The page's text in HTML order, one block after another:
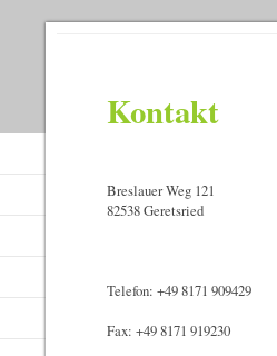
Kontakt
Breslauer Weg 121
82538 Geretsried
Telefon: +49 8171 909429
Fax: +49 8171 919230